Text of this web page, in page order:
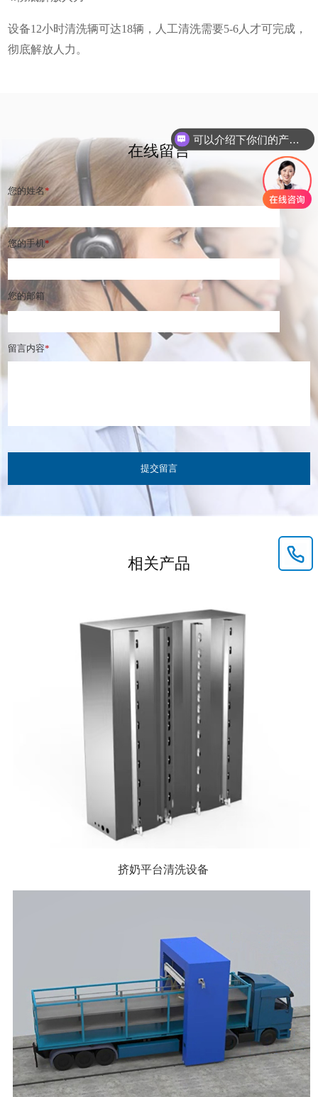
设备12小时清洗辆可达18辆，人工清洗需要5-6人才可完成，
彻底解放人力。
在线留言
您的姓名*
您的手机*
您的邮箱
留言内容*
提交留言
相关产品
挤奶平台清洗设备
可以介绍下你们的产品么？
设备的价格是多少呢？